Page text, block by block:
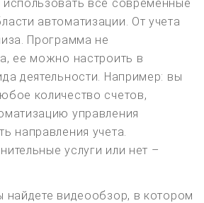
все современные
автоматизации. От учета
Программа не
ее можно настроить в
деятельности. Например: вы
количество счетов,
управления
направления учета.
услуги или нет –
найдете видеообзор, в котором